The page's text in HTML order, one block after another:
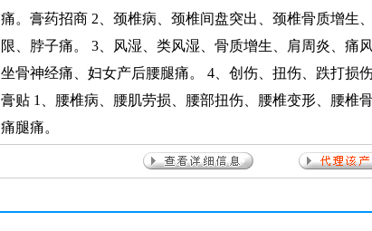
痛。膏药招商 2、颈椎病、颈椎间盘突出、颈椎骨质增生
限、脖子痛。 3、风湿、类风湿、骨质增生、肩周炎、痛
坐骨神经痛、妇女产后腰腿痛。 4、创伤、扭伤、跌打损
膏贴 1、腰椎病、腰肌劳损、腰部扭伤、腰椎变形、腰椎
痛腿痛。